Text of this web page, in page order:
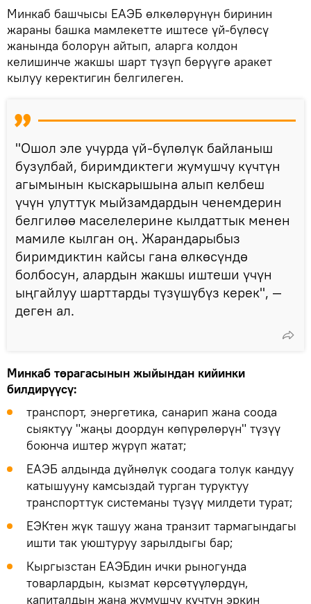
Минкаб башчысы ЕАЭБ өлкөлөрүнүн биринин
жараны башка мамлекетте иштесе үй-бүлөсү
жанында болорун айтып, аларга колдон
келишинче жакшы шарт түзүп берүүгө аракет
кылуу керектигин белгилеген.
"Ошол эле учурда үй-бүлөлүк байланыш
бузулбай, биримдиктеги жумушчу күчтүн
агымынын кыскарышына алып келбеш
үчүн улуттук мыйзамдардын ченемдерин
белгилөө маселелерине кылдаттык менен
мамиле кылган оң. Жарандарыбыз
биримдиктин кайсы гана өлкөсүндө
болбосун, алардын жакшы иштеши үчүн
ыңгайлуу шарттарды түзүшүбүз керек", —
деген ал.
Минкаб төрагасынын жыйындан кийинки
билдирүүсү:
транспорт, энергетика, санарип жана соода
сыяктуу "жаңы доордун көпүрөлөрүн" түзүү
боюнча иштер жүрүп жатат;
ЕАЭБ алдында дүйнөлүк соодага толук кандуу
катышууну камсыздай турган туруктуу
транспорттук системаны түзүү милдети турат;
ЕЭКтен жүк ташуу жана транзит тармагындагы
ишти так уюштуруу зарылдыгы бар;
Кыргызстан ЕАЭБдин ички рыногунда
товарлардын, кызмат көрсөтүүлөрдүн,
капиталдын жана жумушчу күчтүн эркин